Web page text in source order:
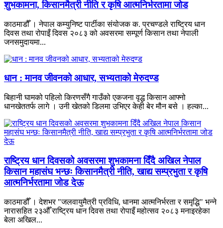
शुभकामना, किसानमैत्री नीति र कृषि आत्मनिर्भरतामा जोड
काठमाडौँ । नेपाल कम्युनिष्ट पार्टीका संयोजक क. प्रचण्डले राष्ट्रिय धान
दिवस तथा रोपाइँ दिवस २०८३ को अवसरमा सम्पूर्ण किसान तथा नेपाली
जनसमुदायमा...
धान : मानव जीवनको आधार, सभ्यताको मेरुदण्ड
बिहानी घामको पहिलो किरणसँगै गाउँको एकजना वृद्ध किसान आफ्नो
धानखेततर्फ लागे । उनी खेतको डिलमा उभिएर केही बेर मौन बसे । हल्का...
राष्ट्रिय धान दिवसको अवसरमा शुभकामना दिँदै अखिल नेपाल
किसान महासंघ भन्छः किसानमैत्री नीति, खाद्य सम्प्रभुता र कृषि
आत्मनिर्भरतामा जोड देऊ
काठमाडौँ । देशभर "जलवायुमैत्री प्रविधि, धानमा आत्मनिर्भरता र समृद्धि" भन्ने
नारासहित २३औँ राष्ट्रिय धान दिवस तथा रोपाइँ महोत्सव २०८३ मनाइरहेका
बेला अखिल...